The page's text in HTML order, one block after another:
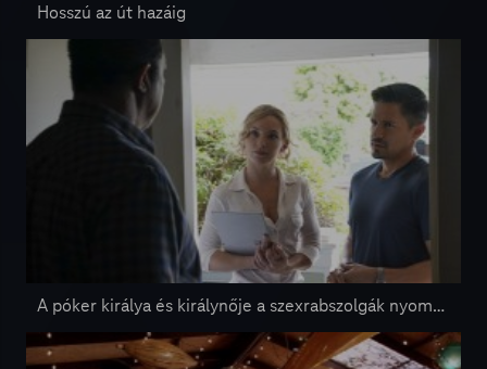
Hosszú az út hazáig
A póker királya és királynője a szexrabszolgák nyomába ered